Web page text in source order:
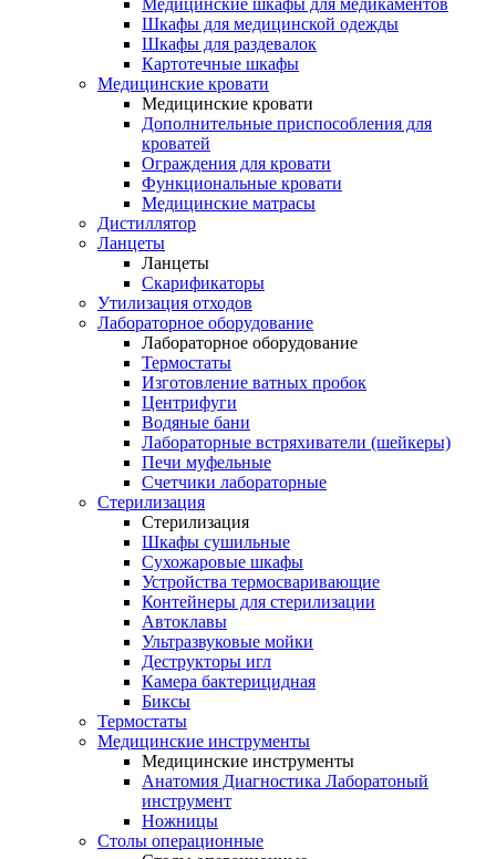
Медицинские шкафы для медикаментов
Шкафы для медицинской одежды
Шкафы для раздевалок
Картотечные шкафы
Медицинские кровати
Медицинские кровати
Дополнительные приспособления для
кроватей
Ограждения для кровати
Функциональные кровати
Медицинские матрасы
Дистиллятор
Ланцеты
Ланцеты
Скарификаторы
Утилизация отходов
Лабораторное оборудование
Лабораторное оборудование
Термостаты
Изготовление ватных пробок
Центрифуги
Водяные бани
Лабораторные встряхиватели (шейкеры)
Печи муфельные
Счетчики лабораторные
Стерилизация
Стерилизация
Шкафы сушильные
Сухожаровые шкафы
Устройства термосваривающие
Контейнеры для стерилизации
Автоклавы
Ультразвуковые мойки
Деструкторы игл
Камера бактерицидная
Биксы
Термостаты
Медицинские инструменты
Медицинские инструменты
Анатомия Диагностика Лаборатоный
инструмент
Ножницы
Столы операционные